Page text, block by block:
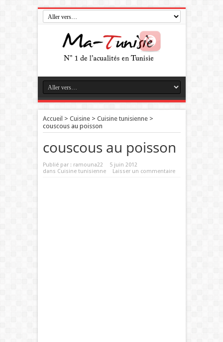
Accueil > Cuisine> Cuisine tunisienne>
couscous au poisson
couscous au poisson
Publié par : ramouna22
5 juin 2012
dans Cuisine tunisienne Laisser un commentaire